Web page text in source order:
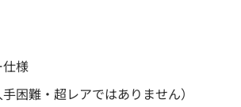
様
困難・超レアではありません）